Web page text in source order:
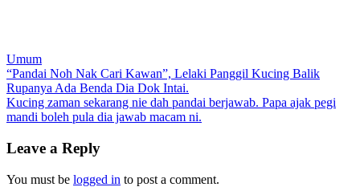
Umum
Post
navigation
“Pandai Noh Nak Cari Kawan”, Lelaki Panggil Kucing Balik
Rupanya Ada Benda Dia Dok Intai.
Kucing zaman sekarang nie dah pandai berjawab. Papa ajak pegi
mandi boleh pula dia jawab macam ni.
Leave a Reply
You must be logged in to post a comment.